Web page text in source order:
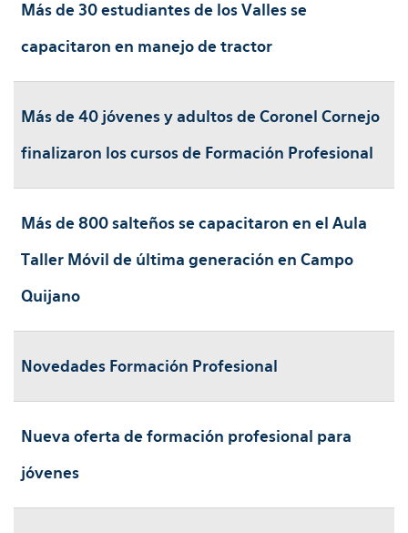
Más de 30 estudiantes de los Valles se
capacitaron en manejo de tractor
Más de 40 jóvenes y adultos de Coronel Cornejo
finalizaron los cursos de Formación Profesional
Más de 800 salteños se capacitaron en el Aula
Taller Móvil de última generación en Campo
Quijano
Novedades Formación Profesional
Nueva oferta de formación profesional para
jóvenes